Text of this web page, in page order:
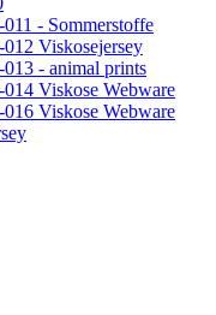
- Sommerstoffe
Viskosejersey
- animal prints
Viskose Webware
Viskose Webware